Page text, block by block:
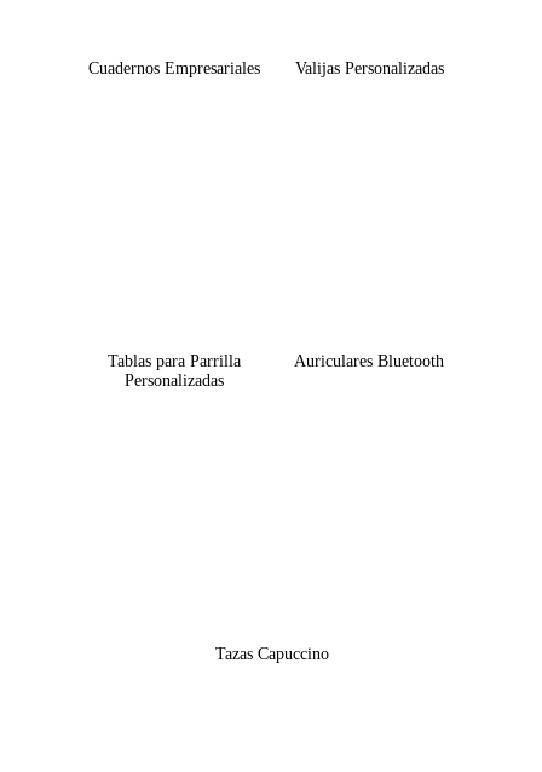
Cuadernos Empresariales Valijas Personalizadas
Tablas para Parrilla
Personalizadas
Auriculares Bluetooth
Tazas Capuccino